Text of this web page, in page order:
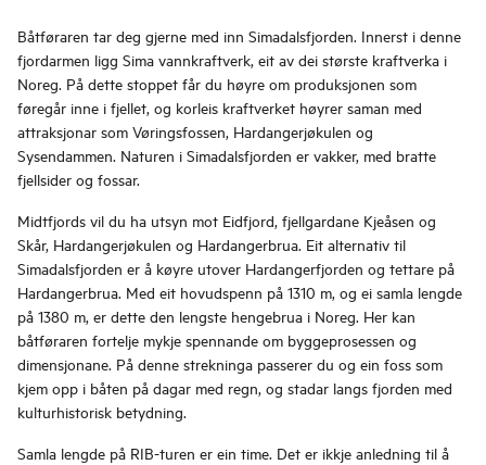
Båtføraren tar deg gjerne med inn Simadalsfjorden. Innerst i denne
fjordarmen ligg Sima vannkraftverk, eit av dei største kraftverka i
Noreg. På dette stoppet får du høyre om produksjonen som
føregår inne i fjellet, og korleis kraftverket høyrer saman med
attraksjonar som Vøringsfossen, Hardangerjøkulen og
Sysendammen. Naturen i Simadalsfjorden er vakker, med bratte
fjellsider og fossar.
Midtfjords vil du ha utsyn mot Eidfjord, fjellgardane Kjeåsen og
Skår, Hardangerjøkulen og Hardangerbrua. Eit alternativ til
Simadalsfjorden er å køyre utover Hardangerfjorden og tettare på
Hardangerbrua. Med eit hovudspenn på 1310 m, og ei samla lengde
på 1380 m, er dette den lengste hengebrua i Noreg. Her kan
båtføraren fortelje mykje spennande om byggeprosessen og
dimensjonane. På denne strekninga passerer du og ein foss som
kjem opp i båten på dagar med regn, og stadar langs fjorden med
kulturhistorisk betydning.
Samla lengde på RIB-turen er ein time. Det er ikkje anledning til å